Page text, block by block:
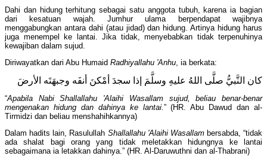
Dahi dan hidung terhitung sebagai satu anggota tubuh, karena ia bagian
dari kesatuan wajah. Jumhur ulama berpendapat wajibnya
menggabungkan antara dahi (atau jidad) dan hidung. Artinya hidung harus
juga menempel ke lantai. Jika tidak, menyebabkan tidak terpenuhinya
kewajiban dalam sujud.
Diriwayatkan dari Abu Humaid Radhiyallahu 'Anhu, ia berkata:
كان النَّبيُّ صلَّى اللهُ عليهِ وسلَّمَ إذا سجدَ أمْكنَ أنفَه وجبهَتَه الأرضَ
“Apabila Nabi Shallallahu 'Alaihi Wasallam sujud, beliau benar-benar
mengenakan hidung dan dahinya ke lantai.” (HR. Abu Dawud dan al-
Tirmidzi dan beliau menshahihkannya)
Dalam hadits lain, Rasulullah Shallallahu 'Alaihi Wasallambersabda, “tidak
ada shalat bagi orang yang tidak meletakkan hidungnya ke lantai
sebagaimana ia letakkan dahinya.” (HR. Al-Daruwuthni dan al-Thabrani)